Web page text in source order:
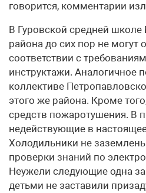
говорится, комментарии
В Гуровской средней
района до сих пор не могут
соответствии с
инструктажи. Аналогичное
коллективе
этого же района. Кроме
средств пожаротушения. В
недействующие в
Холодильники не
проверки знаний по
Неужели следующие одна за
детьми не заставили